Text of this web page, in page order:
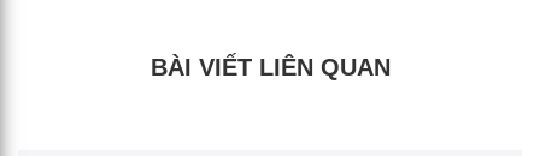
BÀI VIẾT LIÊN QUAN